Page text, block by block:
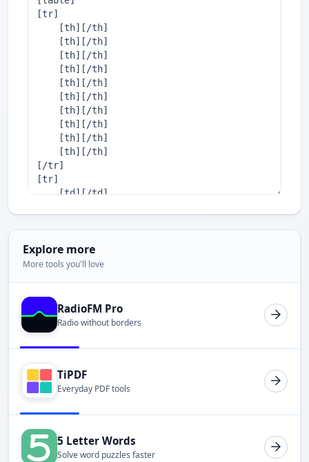
Explore more
More tools you'll love
RadioFM Pro
Radio without borders
TiPDF
Everyday PDF tools
5 Letter Words
Solve word puzzles faster